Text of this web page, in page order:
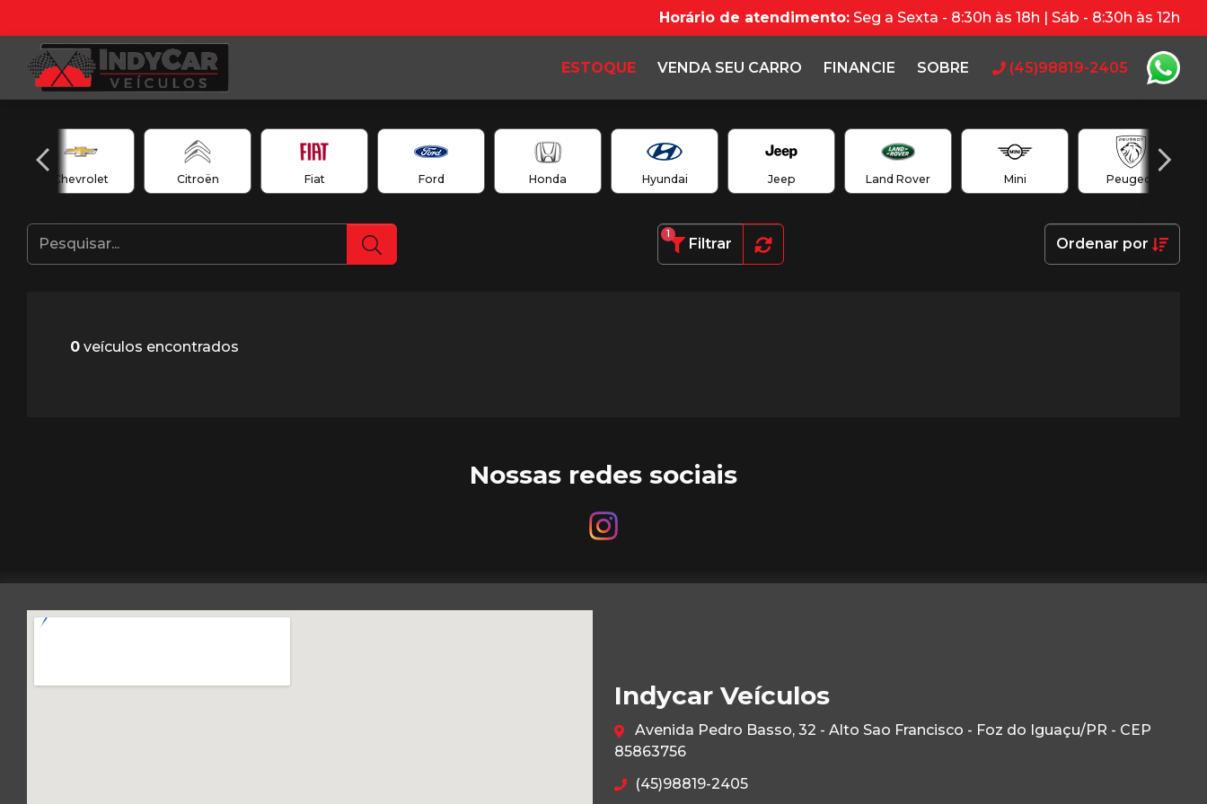
Horário de atendimento: Seg a Sexta - 8:30h às 18h | Sáb - 8:30h às 12h
ESTOQUE VENDA SEU CARRO FINANCIE SOBRE (45)98819-2405
Chevrolet Citroën Fiat Ford Honda Hyundai Jeep Land Rover Mini Peugeot
Filtrar
1
Ordenar por
0 veículos encontrados
Nossas redes sociais
Indycar Veículos
Avenida Pedro Basso, 32 - Alto Sao Francisco - Foz do Iguaçu/PR - CEP
85863756
(45)98819-2405